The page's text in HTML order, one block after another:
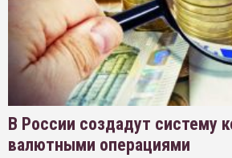
В России создадут систему
валютными операциями